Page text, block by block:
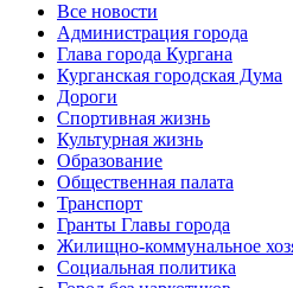
Все новости
Администрация города
Глава города Кургана
Курганская городская Дума
Дороги
Спортивная жизнь
Культурная жизнь
Образование
Общественная палата
Транспорт
Гранты Главы города
Жилищно-коммунальное
Социальная политика